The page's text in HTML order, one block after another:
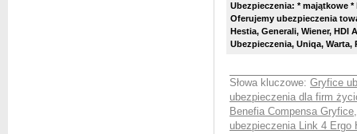
Ubezpieczenia: * majątkowe
Oferujemy ubezpieczenia
Hestia, Generali, Wiener, HDI
Ubezpieczenia, Uniqa, Warta,
Słowa kluczowe: Gryfice
ubezpieczenia dla firm
Benefia Compensa Gryfice
ubezpieczenia Link 4 Ergo